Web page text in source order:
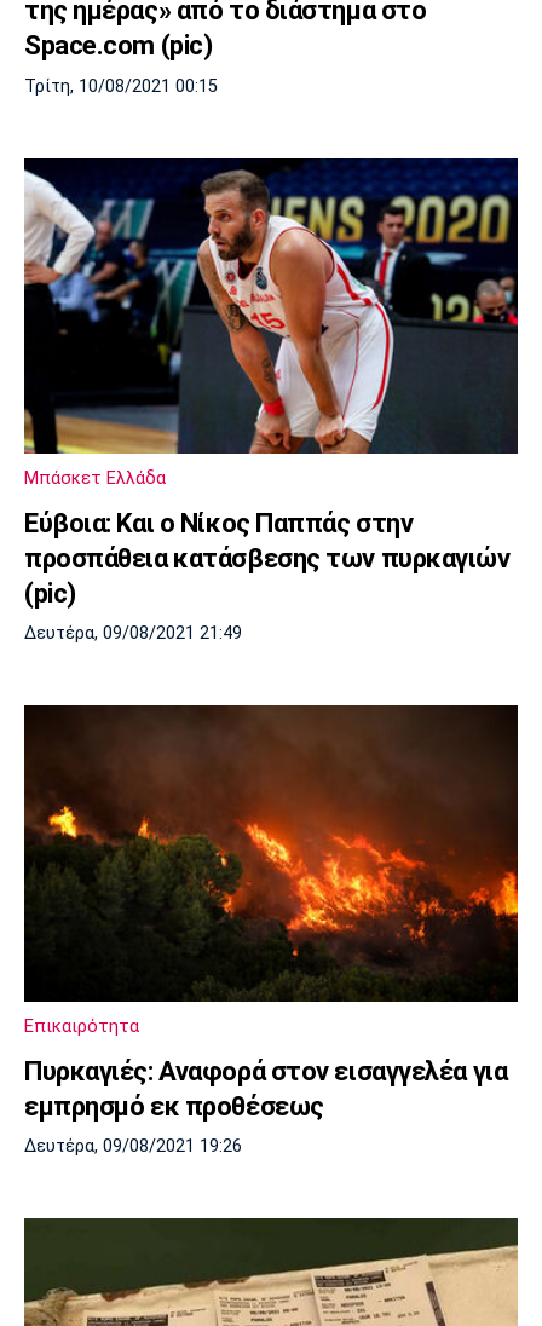
της ημέρας» από το διάστημα στο
Space.com (pic)
Τρίτη, 10/08/2021 00:15
Μπάσκετ Ελλάδα
Εύβοια: Και ο Νίκος Παππάς στην
προσπάθεια κατάσβεσης των πυρκαγιών
(pic)
Δευτέρα, 09/08/2021 21:49
Επικαιρότητα
Πυρκαγιές: Αναφορά στον εισαγγελέα για
εμπρησμό εκ προθέσεως
Δευτέρα, 09/08/2021 19:26